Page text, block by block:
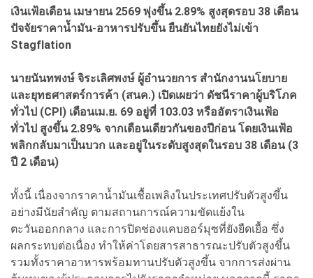
เงินเฟ้อเดือน เมษายน 2569 พุ่งขึ้น 2.89% สูงสุดรอบ 38 เดือน
ปัจจัยราคาน้ำมัน-อาหารปรับขึ้น ยืนยันไทยยังไม่เข้า
Stagflation
นายนันทพงษ์ จิระเลิศพงษ์ ผู้อำนวยการ สำนักงานนโยบาย
และยุทธศาสตร์การค้า (สนค.) เปิดเผยว่า ดัชนีราคาผู้บริโภค
ทั่วไป (CPI) เดือนเม.ย. 69 อยู่ที่ 103.03 หรืออัตราเงินเฟ้อ
ทั่วไป สูงขึ้น 2.89% จากเดือนเดียวกันของปีก่อน โดยเงินเฟ้อ
พลิกกลับมาเป็นบวก และอยู่ในระดับสูงสุดในรอบ 38 เดือน (3
ปี 2 เดือน)
ทั้งนี้ เนื่องจากราคาน้ำมันเชื้อเพลิงในประเทศปรับตัวสูงขึ้น
อย่างมีนัยสำคัญ ตามสถานการณ์ความขัดแย้งใน
ตะวันออกกลาง และการปิดช่องแคบฮอร์มุซที่ยังยืดเยื้อ ซึ่ง
ผลกระทบต่อเนื่อง ทำให้ค่าโดยสารสาธารณะปรับตัวสูงขึ้น
รวมทั้งราคาอาหารพร้อมทานปรับตัวสูงขึ้น จากการส่งผ่าน